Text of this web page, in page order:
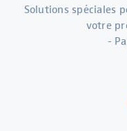
Solutions spéciales
votre
-